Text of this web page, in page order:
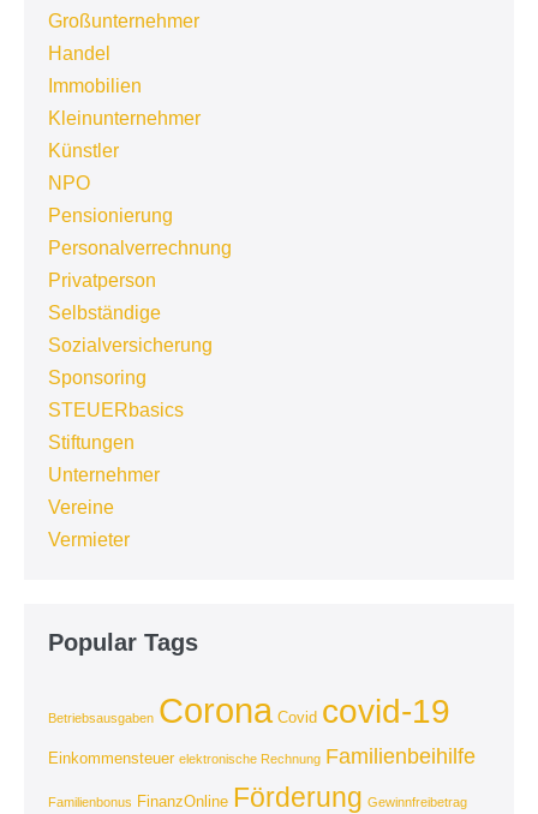
Großunternehmer
Handel
Immobilien
Kleinunternehmer
Künstler
NPO
Pensionierung
Personalverrechnung
Privatperson
Selbständige
Sozialversicherung
Sponsoring
STEUERbasics
Stiftungen
Unternehmer
Vereine
Vermieter
Popular Tags
Betriebsausgaben Corona Covid covid-19
Einkommensteuer elektronische Rechnung Familienbeihilfe
Familienbonus FinanzOnline Förderung Gewinnfreibetrag